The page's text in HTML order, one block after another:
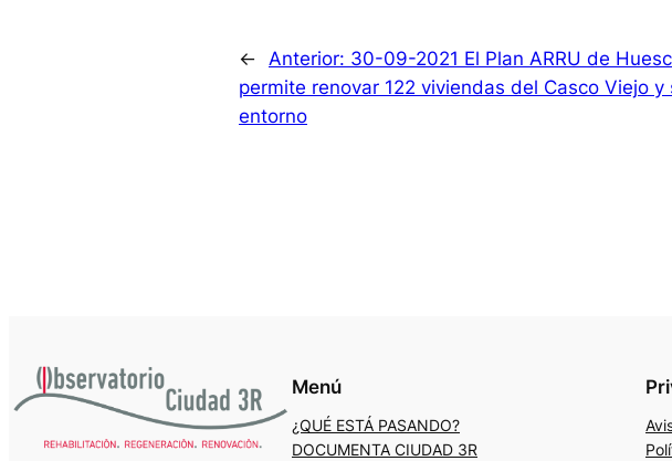
← Anterior: 30-09-2021 El Plan ARRU de
permite renovar 122 viviendas del Casco Viejo y
entorno
Menú
¿QUÉ ESTÁ PASANDO?
DOCUMENTA CIUDAD 3R